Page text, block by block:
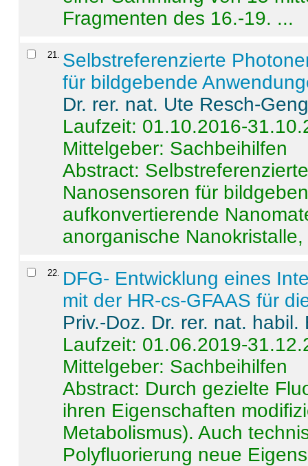
Fragmenten des 16.-19. ...
21
Selbstreferenzierte
für bildgebende
Dr. rer. nat. Ute Resch-
Laufzeit: 01.10.2016-
Mittelgeber: Sachbeihilfen
Abstract:
Nanosensoren für
aufkonvertierende
anorganische
22
DFG- Entwicklung eines
mit der HR-cs-GFAAS für
Priv.-Doz. Dr. rer. nat.
Laufzeit: 01.06.2019-
Mittelgeber: Sachbeihilfen
Abstract: Durch gezielte
ihren Eigenschaften
Metabolismus). Auch
Polyfluorierung neue